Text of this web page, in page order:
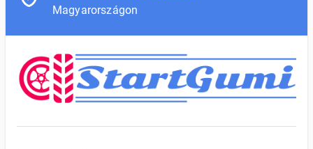
Magyarországon